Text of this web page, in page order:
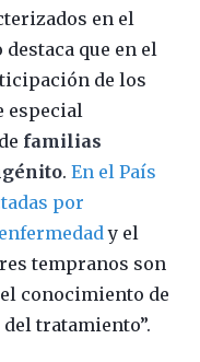
en el
que en el
de los
especial
familias
. En el País
por
y el
tempranos son
conocimiento de
tratamiento”.